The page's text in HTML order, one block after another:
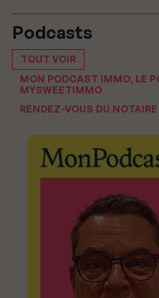
Podcasts
TOUT VOIR
MON PODCAST IMMO, LE
MYSWEETIMMO
RENDEZ-VOUS DU NOTAIRE